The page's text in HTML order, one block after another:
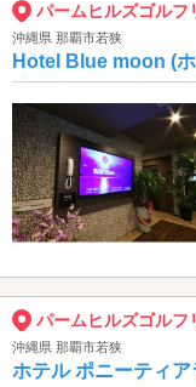
パームヒルズゴル
沖縄県 那覇市若狭
Hotel Blue moon (
パームヒルズゴル
沖縄県 那覇市若狭
ホテル ポニーティア